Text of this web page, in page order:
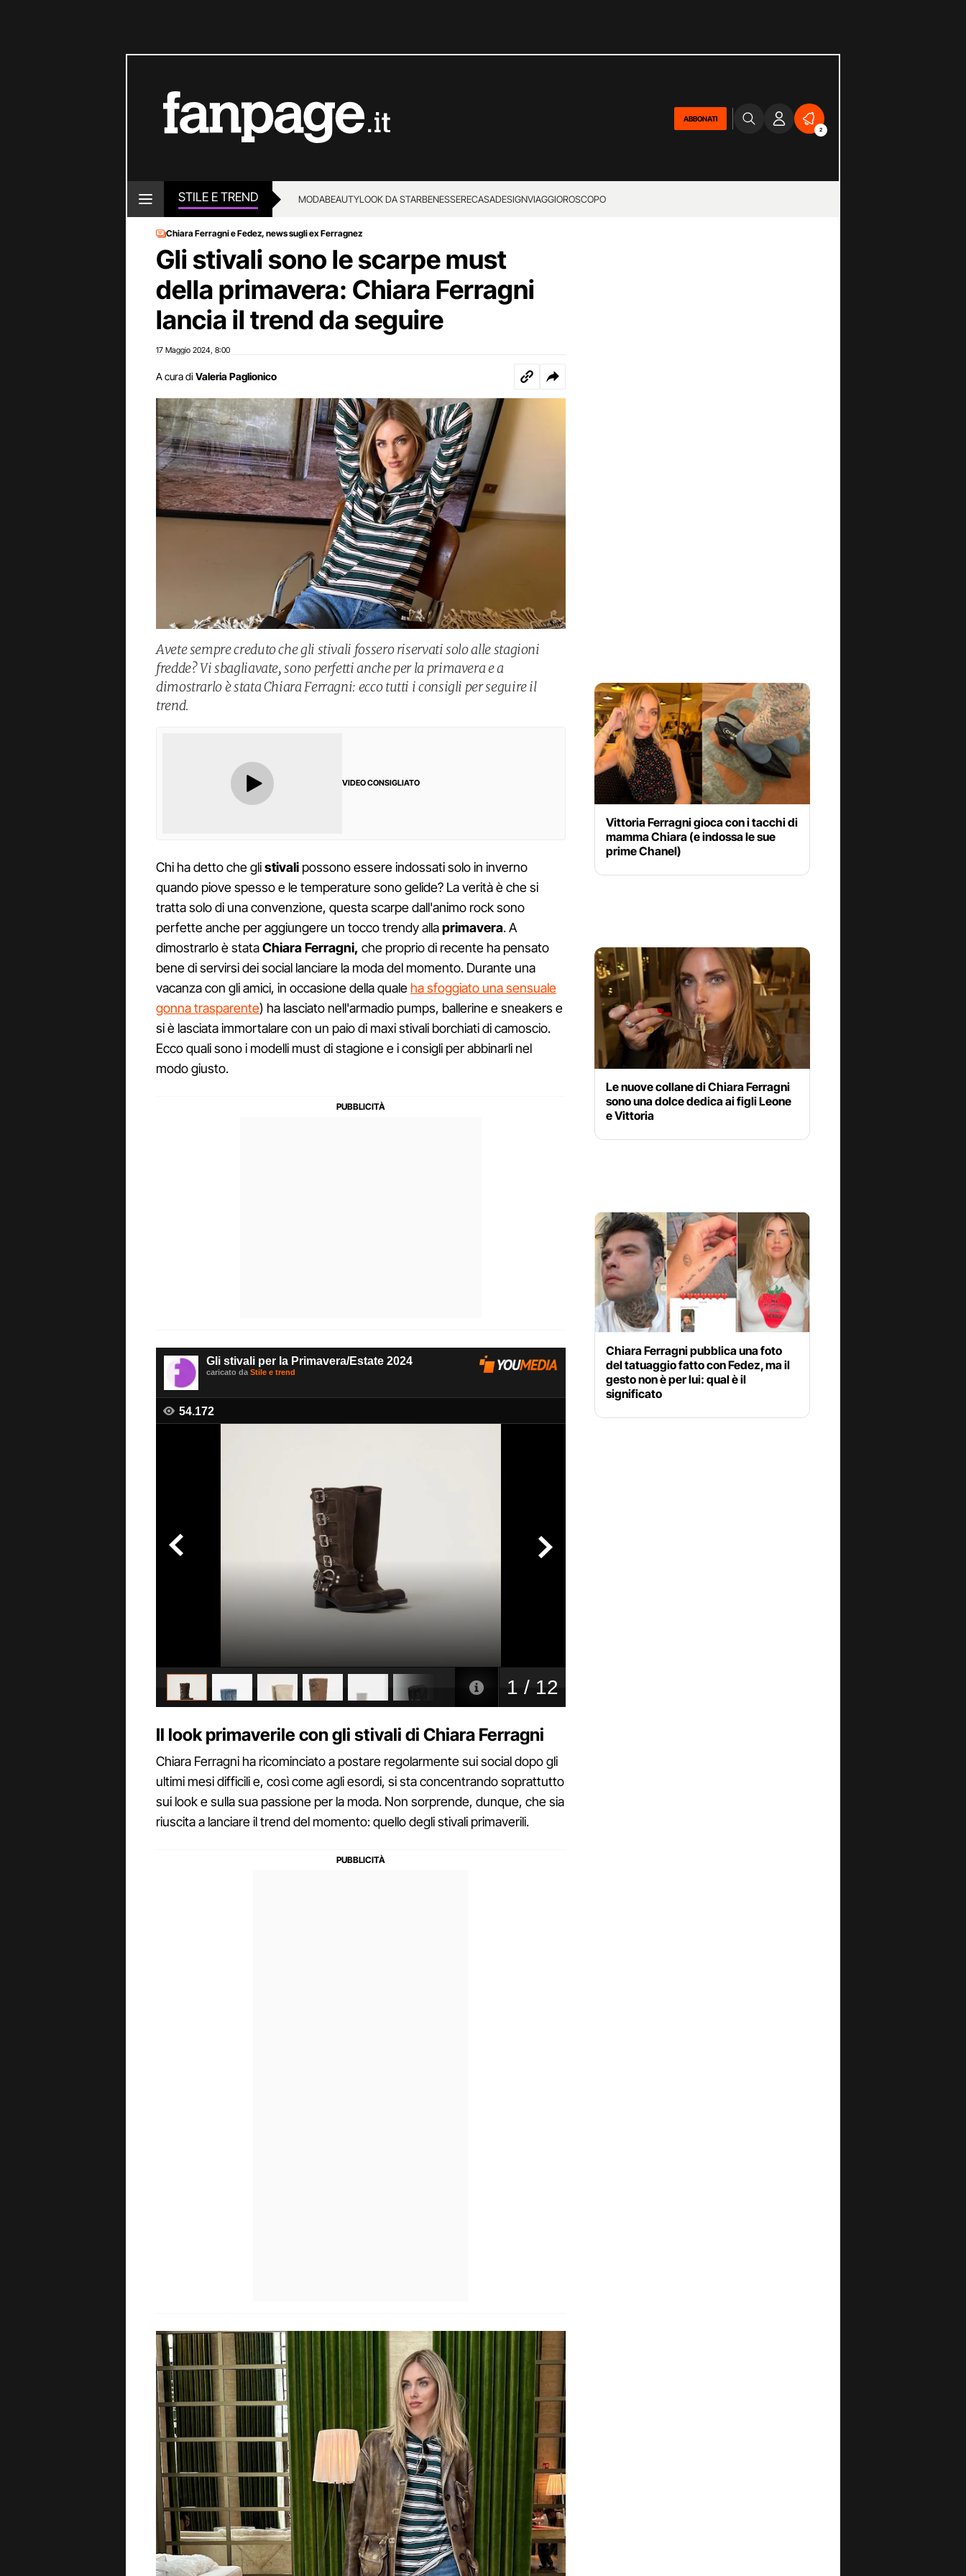
ABBONATI
2
STILE E TREND MODABEAUTYLOOK DA STARBENESSERECASADESIGNVIAGGIOROSCOPO
Chiara Ferragni e Fedez, news sugli ex Ferragnez
Gli stivali sono le scarpe must
della primavera: Chiara Ferragni
lancia il trend da seguire
17 Maggio 2024 8:00
A cura di Valeria Paglionico
Avete sempre creduto che gli stivali fossero riservati solo alle stagioni
fredde? Vi sbagliavate, sono perfetti anche per la primavera e a
dimostrarlo è stata Chiara Ferragni: ecco tutti i consigli per seguire il
trend.
VIDEO CONSIGLIATO
Chi ha detto che glistivali possono essere indossati solo in inverno
quando piove spesso e le temperature sono gelide? La verità è che si
tratta solo di una convenzione, questa scarpe dall'animo rock sono
perfette anche per aggiungere un tocco trendy allaprimavera. A
dimostrarlo è stataChiara Ferragni, che proprio di recente ha pensato
bene di servirsi dei social lanciare la moda del momento. Durante una
vacanza con gli amici, in occasione della quale ha sfoggiato una sensuale
gonna trasparente) ha lasciato nell'armadio pumps, ballerine e sneakers e
si è lasciata immortalare con un paio di maxi stivali borchiati di camoscio.
Ecco quali sono i modelli must di stagione e i consigli per abbinarli nel
modo giusto.
Il look primaverile con gli stivali di Chiara Ferragni
Chiara Ferragni ha ricominciato a postare regolarmente sui social dopo gli
ultimi mesi difficili e, così come agli esordi, si sta concentrando soprattutto
sui look e sulla sua passione per la moda. Non sorprende, dunque, che sia
riuscita a lanciare il trend del momento: quello degli stivali primaverili.
Vittoria Ferragni gioca con i tacchi di
mamma Chiara (e indossa le sue
prime Chanel)
Le nuove collane di Chiara Ferragni
sono una dolce dedica ai figli Leone
e Vittoria
Chiara Ferragni pubblica una foto
del tatuaggio fatto con Fedez, ma il
gesto non è per lui: qual è il
significato